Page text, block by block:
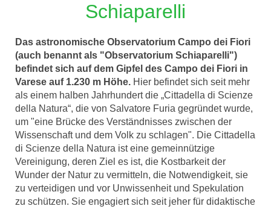
Schiaparelli
Das astronomische Observatorium Campo dei Fiori
(auch benannt als "Observatorium Schiaparelli")
befindet sich auf dem Gipfel des Campo dei Fiori in
Varese auf 1.230 m Höhe. Hier befindet sich seit mehr
als einem halben Jahrhundert die „Cittadella di Scienze
della Natura“, die von Salvatore Furia gegründet wurde,
um "eine Brücke des Verständnisses zwischen der
Wissenschaft und dem Volk zu schlagen". Die Cittadella
di Scienze della Natura ist eine gemeinnützige
Vereinigung, deren Ziel es ist, die Kostbarkeit der
Wunder der Natur zu vermitteln, die Notwendigkeit, sie
zu verteidigen und vor Unwissenheit und Spekulation
zu schützen. Sie engagiert sich seit jeher für didaktische